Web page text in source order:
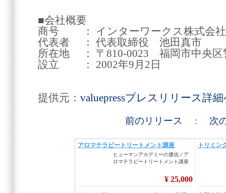
■会社概要
商号 ： インターワークス株式会社
代表者 ： 代表取締役 池田真市
所在地 ： 〒810-0023 福岡市中央区
設立 ： 2002年9月2日
提供元： valuepressプレスリリース詳
前のリリース : 次